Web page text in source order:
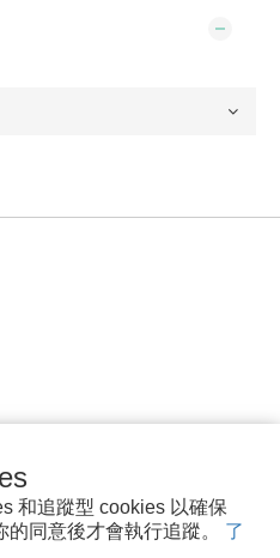
和追蹤型 cookies 以確保
同意後才會執行追蹤。 了